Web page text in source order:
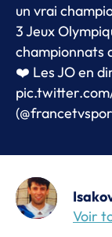
un vrai
3 Jeux
championnats
❤️ Les JO en
Voir